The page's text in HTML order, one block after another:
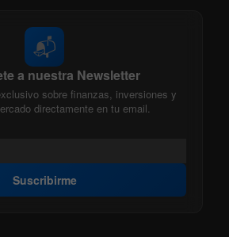
📬
a nuestra Newsletter
sobre finanzas, inversiones y
directamente en tu email.
Suscribirme